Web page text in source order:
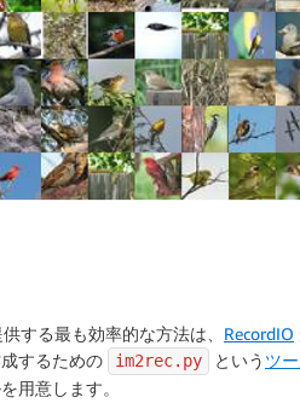
する最も効率的な方法は、 RecordIO
するための
im2rec.py という ツ
用意します。